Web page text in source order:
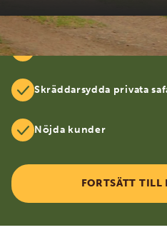
100% specialiserade på
Skräddarsydda privata
Nöjda kunder
FORTSÄTT TILL